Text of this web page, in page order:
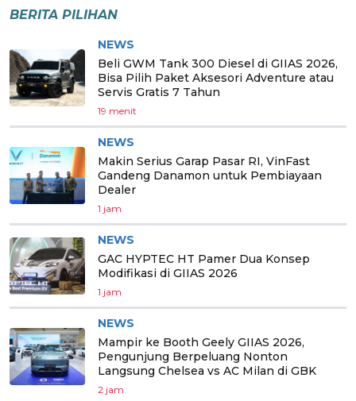
BERITA PILIHAN
NEWS
Beli GWM Tank 300 Diesel di GIIAS 2026,
Bisa Pilih Paket Aksesori Adventure atau
Servis Gratis 7 Tahun
19 menit
NEWS
Makin Serius Garap Pasar RI, VinFast
Gandeng Danamon untuk Pembiayaan
Dealer
1 jam
NEWS
GAC HYPTEC HT Pamer Dua Konsep
Modifikasi di GIIAS 2026
1 jam
NEWS
Mampir ke Booth Geely GIIAS 2026,
Pengunjung Berpeluang Nonton
Langsung Chelsea vs AC Milan di GBK
2 jam